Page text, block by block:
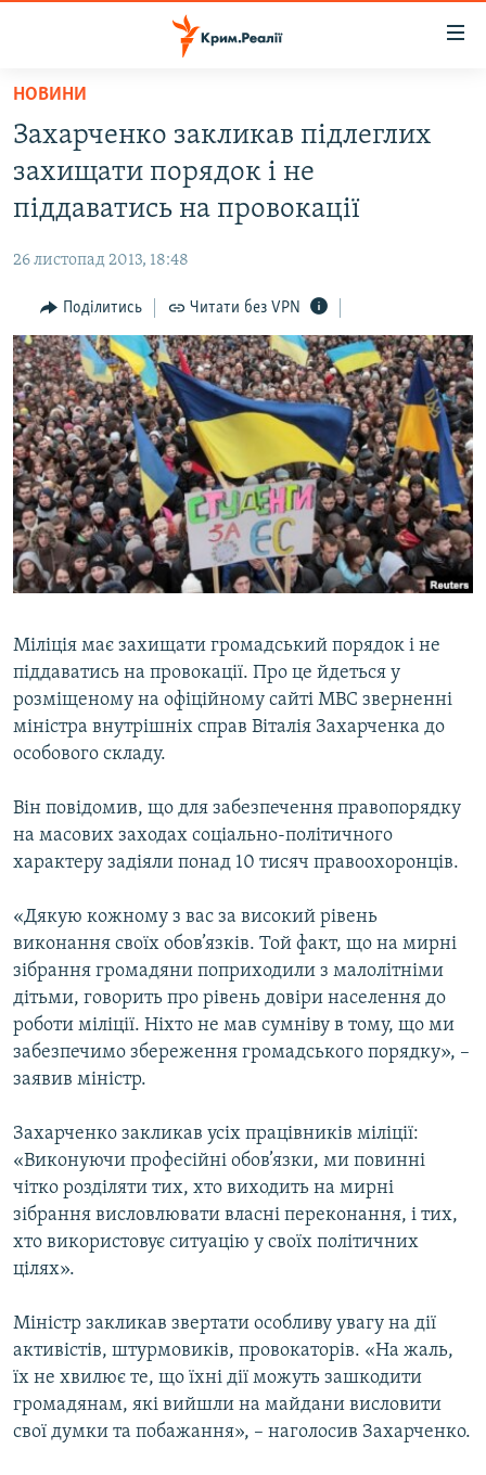
Перейти
основного
матеріалу
Перейти
до
основної
Перейти
до
пошуку
ВОДА.КРИМ
ВІДЕО ТА ФОТО
БЛОГИ
ПОГЛЯД
ІНТЕРВ'Ю
ВСЕ ЗА ДЕНЬ
СПЕЦПРОЕКТИ
ДЕПОРТАЦІЯ
ВІДЕОУРОКИ «ELIFBE»
СВІДЧЕННЯ ОКУПАЦІЇ
УКРАЇНСЬКА ПРОБЛЕМА КРИМУ
ЯК ОБІЙТИ БЛОКУВАННЯ
Русский
Qırımtatar
Усі сайти RFE/RL
НОВИНИ
Захарченко закликав підлеглих
захищати порядок і не
піддаватись на провокації
26 листопад 2013, 18:48
Поділитись Читати без VPN
Міліція має захищати громадський порядок і не
піддаватись на провокації. Про це йдеться у
розміщеному на офіційному сайті МВС зверненні
міністра внутрішніх справ Віталія Захарченка до
особового складу.
Він повідомив, що для забезпечення правопорядку
на масових заходах соціально-політичного
характеру задіяли понад 10 тисяч правоохоронців.
«Дякую кожному з вас за високий рівень
виконання своїх обов’язків. Той факт, що на мирні
зібрання громадяни поприходили з малолітніми
дітьми, говорить про рівень довіри населення до
роботи міліції. Ніхто не мав сумніву в тому, що ми
забезпечимо збереження громадського порядку», –
заявив міністр.
Захарченко закликав усіх працівників міліції:
«Виконуючи професійні обов’язки, ми повинні
чітко розділяти тих, хто виходить на мирні
зібрання висловлювати власні переконання, і тих,
хто використовує ситуацію у своїх політичних
цілях».
Міністр закликав звертати особливу увагу на дії
активістів, штурмовиків, провокаторів. «На жаль,
їх не хвилює те, що їхні дії можуть зашкодити
громадянам, які вийшли на майдани висловити
свої думки та побажання», – наголосив Захарченко.